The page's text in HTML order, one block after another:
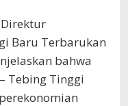
Baru Terbarukan
bahwa
Tebing Tinggi